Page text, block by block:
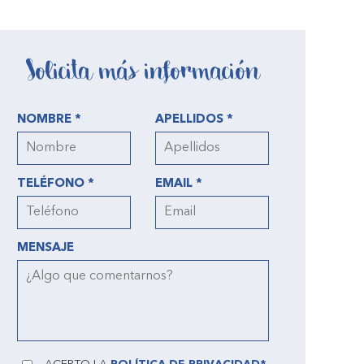
Solicita más información
NOMBRE * APELLIDOS *
TELÉFONO * EMAIL *
MENSAJE